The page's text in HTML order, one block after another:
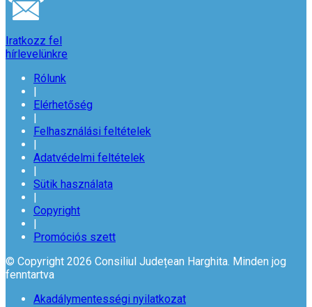
Iratkozz fel
hírlevelünkre
Rólunk
Elérhetőség
Felhasználási feltételek
Adatvédelmi feltételek
Sütik használata
Copyright
Promóciós szett
© Copyright 2026 Consiliul Județean Harghita. Minden jog
fenntartva
Akadálymentességi nyilatkozat